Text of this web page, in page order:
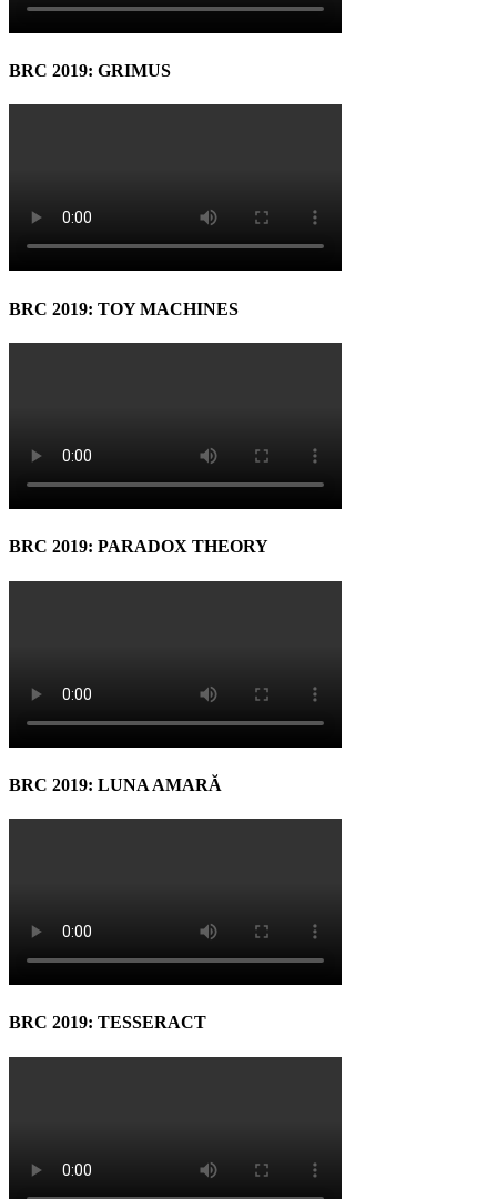
BRC 2019: GRIMUS
BRC 2019: TOY MACHINES
BRC 2019: PARADOX THEORY
BRC 2019: LUNA AMARĂ
BRC 2019: TESSERACT